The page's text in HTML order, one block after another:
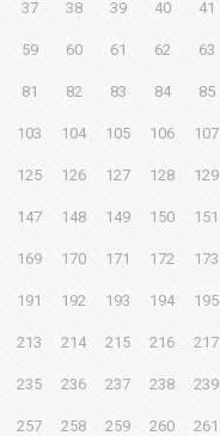
37 38 39 40 41
59 60 61 62 63
81 82 83 84 85
103 104 105 106 107
125 126 127 128 129
147 148 149 150 151
169 170 171 172 173
191 192 193 194 195
213 214 215 216 217
235 236 237 238 239
257 258 259 260 261